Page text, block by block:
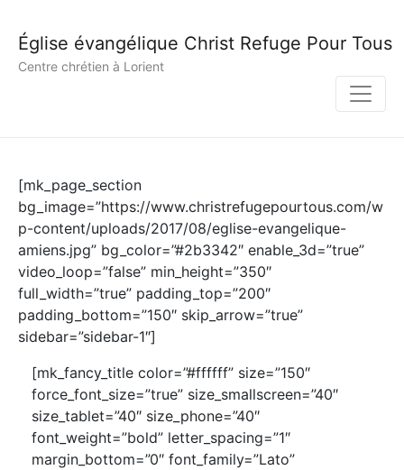
Église évangélique Christ Refuge Pour Tous
Centre chrétien à Lorient
[mk_page_section
bg_image=”https://www.christrefugepourtous.com/w
p-content/uploads/2017/08/eglise-evangelique-
amiens.jpg” bg_color=”#2b3342″ enable_3d=”true”
video_loop=”false” min_height=”350″
full_width=”true” padding_top=”200″
padding_bottom=”150″ skip_arrow=”true”
sidebar=”sidebar-1″]
[mk_fancy_title color=”#ffffff” size=”150″
force_font_size=”true” size_smallscreen=”40″
size_tablet=”40″ size_phone=”40″
font_weight=”bold” letter_spacing=”1″
margin_bottom=”0″ font_family=”Lato”